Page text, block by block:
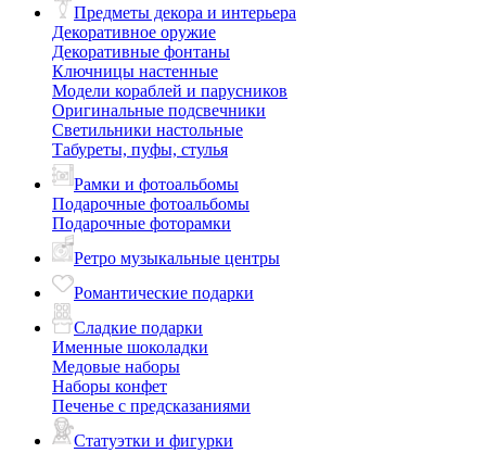
Предметы декора и интерьера
Декоративное оружие
Декоративные фонтаны
Ключницы настенные
Модели кораблей и парусников
Оригинальные подсвечники
Светильники настольные
Табуреты, пуфы, стулья
Рамки и фотоальбомы
Подарочные фотоальбомы
Подарочные фоторамки
Ретро музыкальные центры
Романтические подарки
Сладкие подарки
Именные шоколадки
Медовые наборы
Наборы конфет
Печенье с предсказаниями
Статуэтки и фигурки